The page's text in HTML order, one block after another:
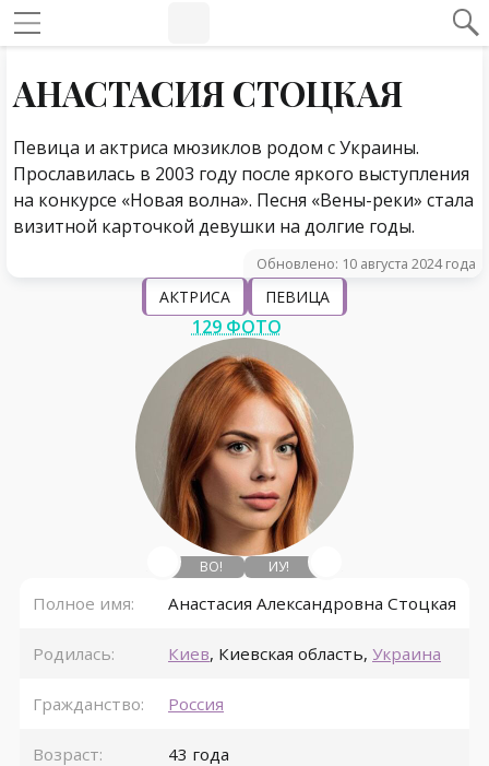
АНАСТАСИЯ СТОЦКАЯ
Певица и актриса мюзиклов родом с Украины.
Прославилась в 2003 году после яркого выступления
на конкурсе «Новая волна». Песня «Вены-реки» стала
визитной карточкой девушки на долгие годы.
Обновлено: 10 августа 2024 года
АКТРИСА ПЕВИЦА
129 ФОТО
ВО! ИУ!
Полное имя: Анастасия Александровна Стоцкая
Родилась: Киев, Киевская область, Украина
Гражданство: Россия
Возраст: 43 года